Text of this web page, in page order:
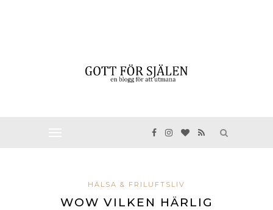
HÄLSA & FRILUFTSLIV
WOW VILKEN HÄRLIG